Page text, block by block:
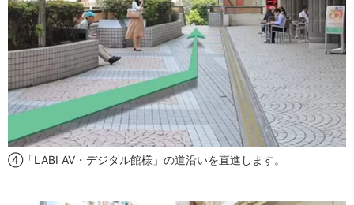
④「LABI AV・デジタル館様」の道沿いを直進します。